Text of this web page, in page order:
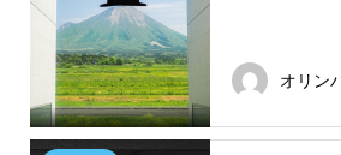
オリン